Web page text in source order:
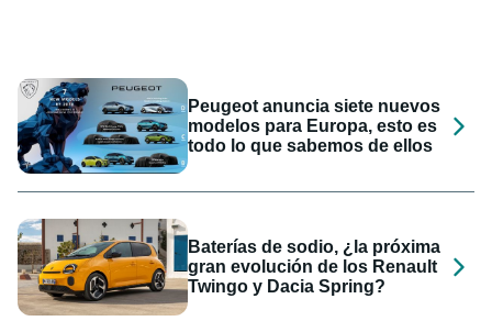
Peugeot anuncia siete nuevos
modelos para Europa, esto es
todo lo que sabemos de ellos
Baterías de sodio, ¿la próxima
gran evolución de los Renault
Twingo y Dacia Spring?